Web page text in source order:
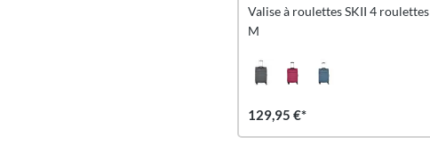
Valise à roulettes SKII 4 roulettes
M
129,95 €*